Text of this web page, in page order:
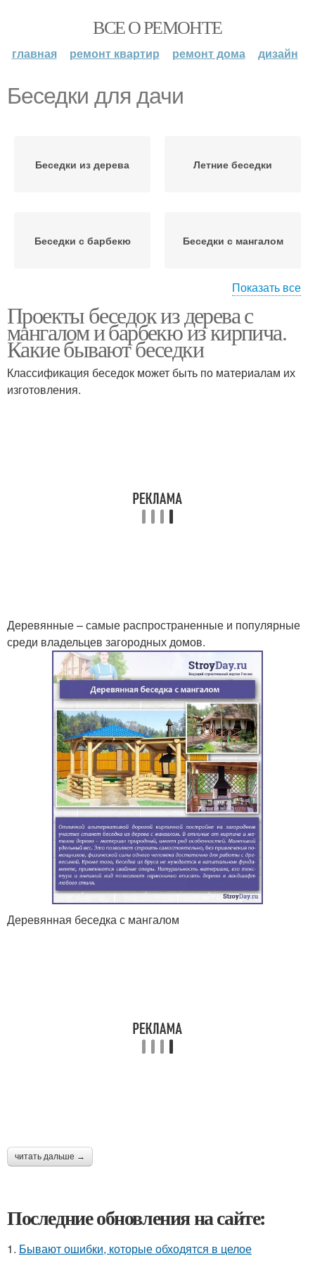
ВСЕ О РЕМОНТЕ
главная ремонт квартир ремонт дома дизайн
Беседки для дачи
Беседки из дерева Летние беседки
Беседки с барбекю Беседки с мангалом
Беседка с мангалом Закрытые беседки
Показать все
Проекты беседок из дерева с
мангалом и барбекю из кирпича.
Какие бывают беседки
Классификация беседок может быть по материалам их
изготовления.
Деревянные – самые распространенные и популярные
среди владельцев загородных домов.
Деревянная беседка с мангалом
читать дальше →
Последние обновления на сайте:
1. Бывают ошибки, которые обходятся в целое